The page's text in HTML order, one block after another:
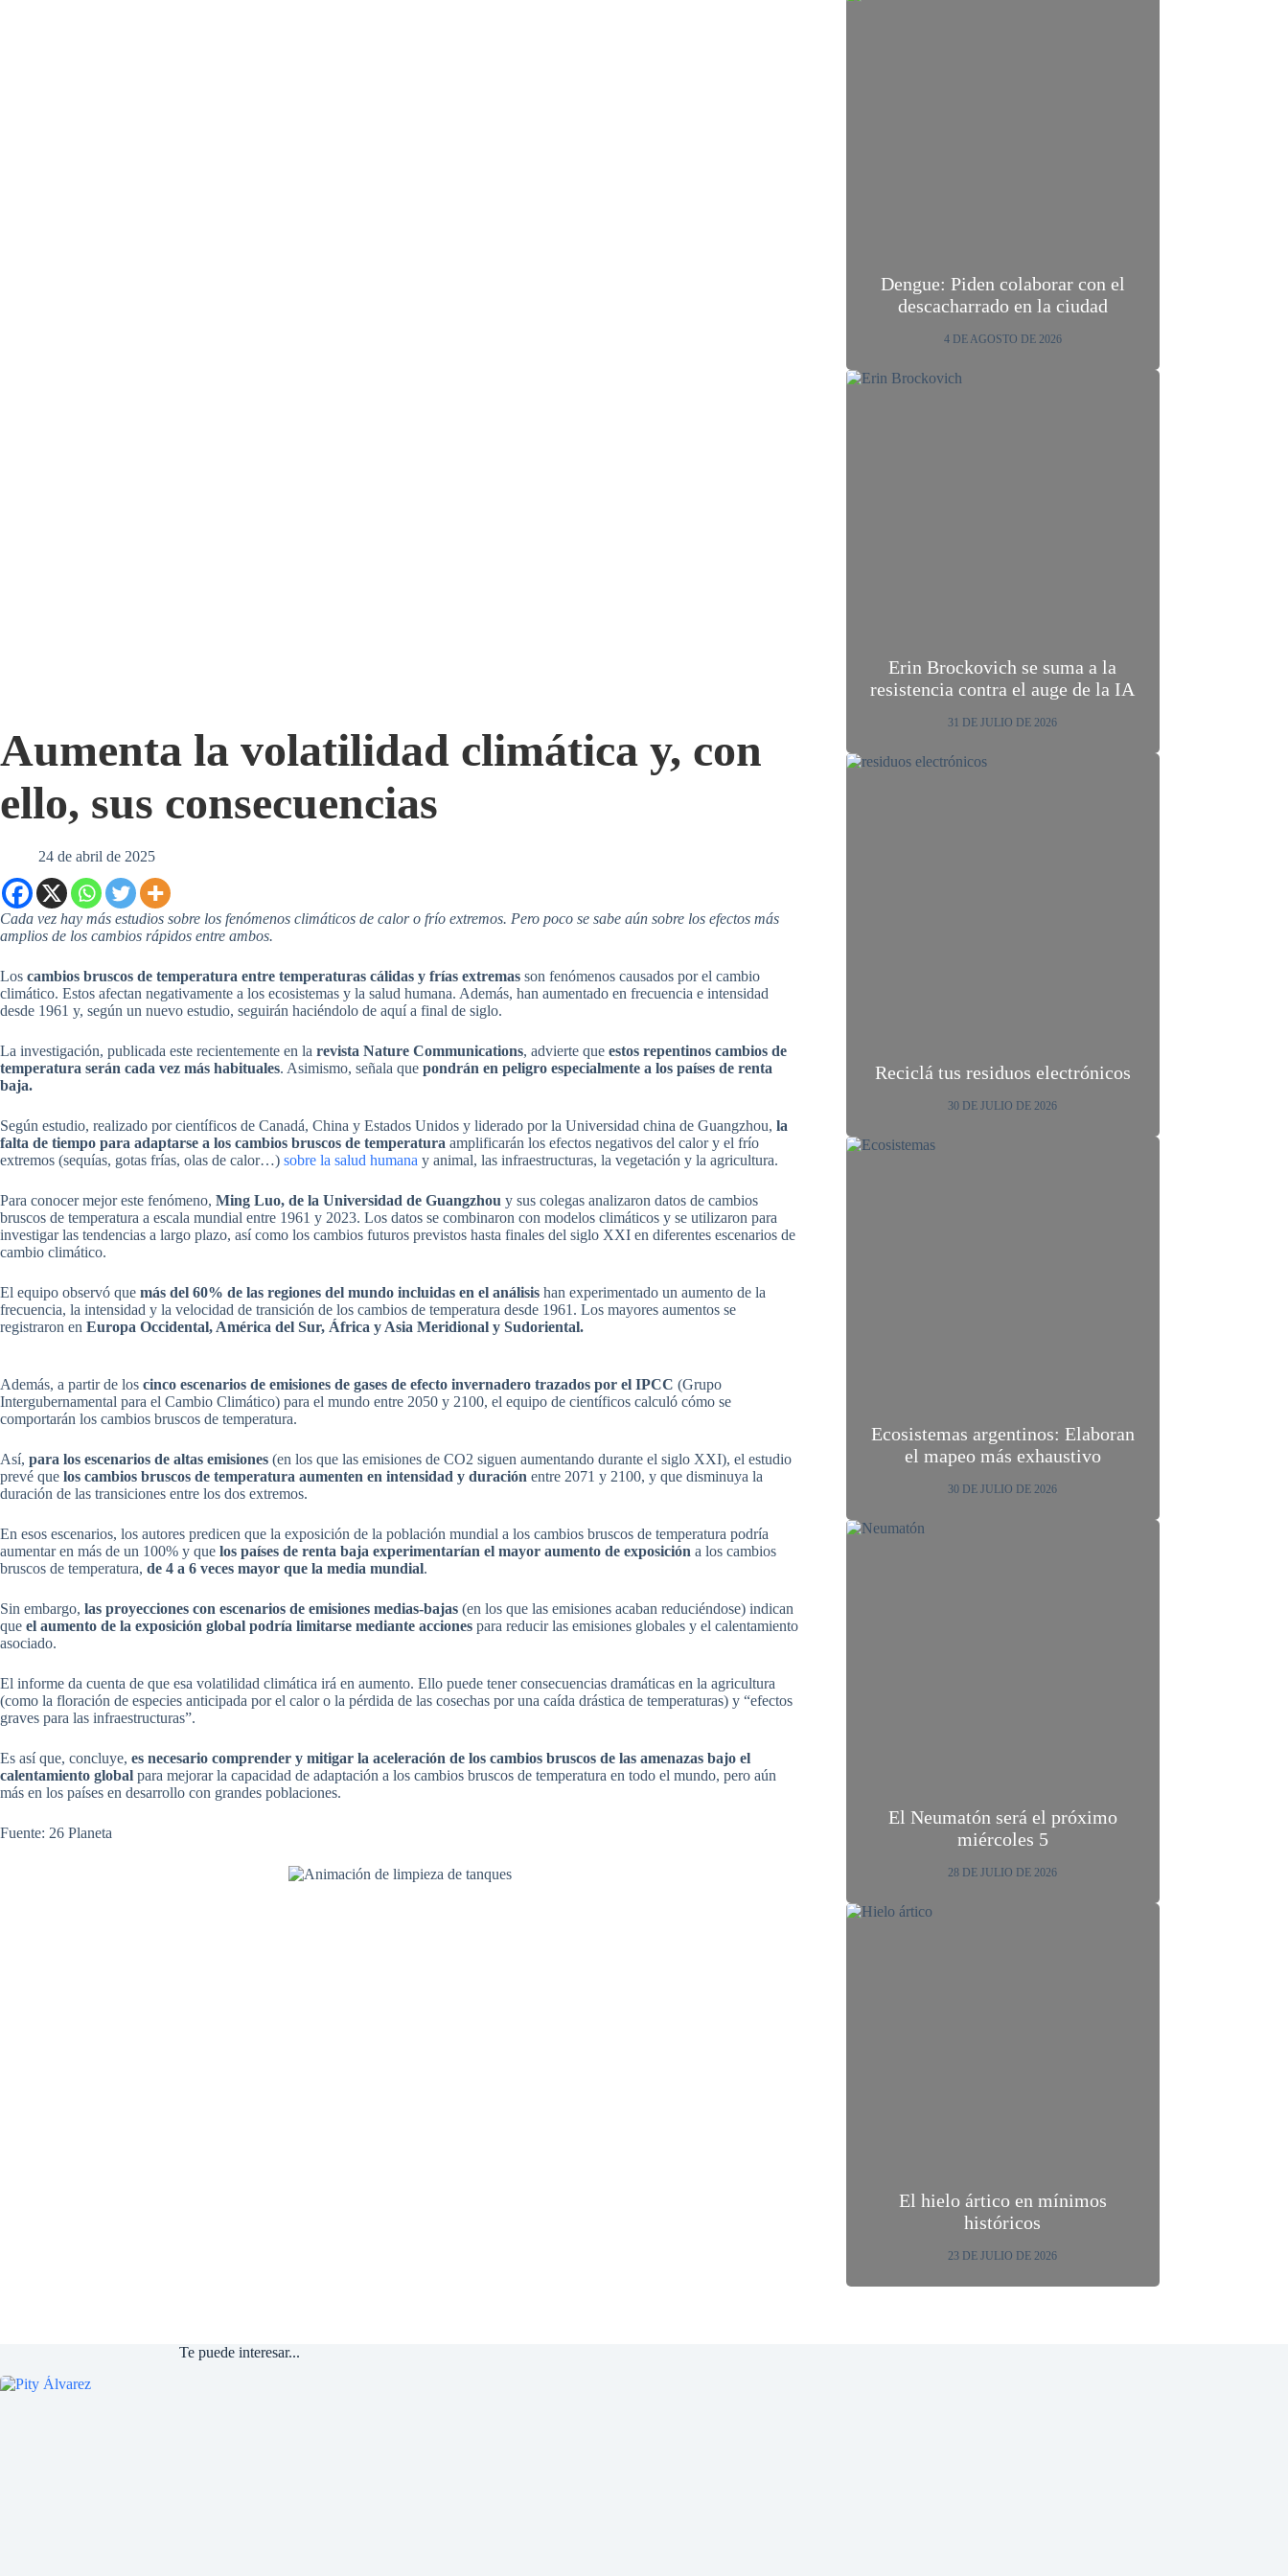
Aumenta la volatilidad climática y, con
ello, sus consecuencias
24 de abril de 2025
Cada vez hay más estudios sobre los fenómenos climáticos de calor o frío extremos. Pero poco se sabe aún sobre los efectos más
amplios de los cambios rápidos entre ambos.
Los cambios bruscos de temperatura entre temperaturas cálidas y frías extremas son fenómenos causados por el cambio
climático. Estos afectan negativamente a los ecosistemas y la salud humana. Además, han aumentado en frecuencia e intensidad
desde 1961 y, según un nuevo estudio, seguirán haciéndolo de aquí a final de siglo.
La investigación, publicada este recientemente en la revista Nature Communications, advierte que estos repentinos cambios de
temperatura serán cada vez más habituales. Asimismo, señala que pondrán en peligro especialmente a los países de renta
baja.
Según estudio, realizado por científicos de Canadá, China y Estados Unidos y liderado por la Universidad china de Guangzhou, la
falta de tiempo para adaptarse a los cambios bruscos de temperatura amplificarán los efectos negativos del calor y el frío
extremos (sequías, gotas frías, olas de calor…) sobre la salud humana y animal, las infraestructuras, la vegetación y la agricultura.
Para conocer mejor este fenómeno, Ming Luo, de la Universidad de Guangzhou y sus colegas analizaron datos de cambios
bruscos de temperatura a escala mundial entre 1961 y 2023. Los datos se combinaron con modelos climáticos y se utilizaron para
investigar las tendencias a largo plazo, así como los cambios futuros previstos hasta finales del siglo XXI en diferentes escenarios de
cambio climático.
El equipo observó que más del 60% de las regiones del mundo incluidas en el análisis han experimentado un aumento de la
frecuencia, la intensidad y la velocidad de transición de los cambios de temperatura desde 1961. Los mayores aumentos se
registraron en Europa Occidental, América del Sur, África y Asia Meridional y Sudoriental.
Además, a partir de los cinco escenarios de emisiones de gases de efecto invernadero trazados por el IPCC (Grupo
Intergubernamental para el Cambio Climático) para el mundo entre 2050 y 2100, el equipo de científicos calculó cómo se
comportarán los cambios bruscos de temperatura.
Así, para los escenarios de altas emisiones (en los que las emisiones de CO2 siguen aumentando durante el siglo XXI), el estudio
prevé que los cambios bruscos de temperatura aumenten en intensidad y duración entre 2071 y 2100, y que disminuya la
duración de las transiciones entre los dos extremos.
En esos escenarios, los autores predicen que la exposición de la población mundial a los cambios bruscos de temperatura podría
aumentar en más de un 100% y que los países de renta baja experimentarían el mayor aumento de exposición a los cambios
bruscos de temperatura, de 4 a 6 veces mayor que la media mundial.
Sin embargo, las proyecciones con escenarios de emisiones medias-bajas (en los que las emisiones acaban reduciéndose) indican
que el aumento de la exposición global podría limitarse mediante acciones para reducir las emisiones globales y el calentamiento
asociado.
El informe da cuenta de que esa volatilidad climática irá en aumento. Ello puede tener consecuencias dramáticas en la agricultura
(como la floración de especies anticipada por el calor o la pérdida de las cosechas por una caída drástica de temperaturas) y “efectos
graves para las infraestructuras”.
Es así que, concluye, es necesario comprender y mitigar la aceleración de los cambios bruscos de las amenazas bajo el
calentamiento global para mejorar la capacidad de adaptación a los cambios bruscos de temperatura en todo el mundo, pero aún
más en los países en desarrollo con grandes poblaciones.
Fuente: 26 Planeta
Dengue: Piden colaborar con el
descacharrado en la ciudad
4 DE AGOSTO DE 2026
Erin Brockovich se suma a la
resistencia contra el auge de la IA
31 DE JULIO DE 2026
Reciclá tus residuos electrónicos
30 DE JULIO DE 2026
Ecosistemas argentinos: Elaboran
el mapeo más exhaustivo
30 DE JULIO DE 2026
El Neumatón será el próximo
miércoles 5
28 DE JULIO DE 2026
El hielo ártico en mínimos
históricos
23 DE JULIO DE 2026
Te puede interesar...